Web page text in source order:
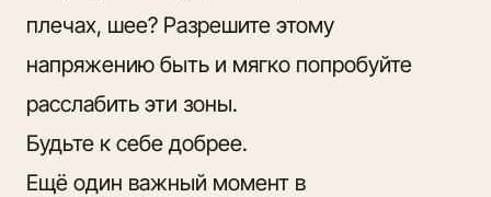
плечах, шее? Разрешите этому
напряжению быть и мягко попробуйте
расслабить эти зоны.
Будьте к себе добрее.
Ещё один важный момент в